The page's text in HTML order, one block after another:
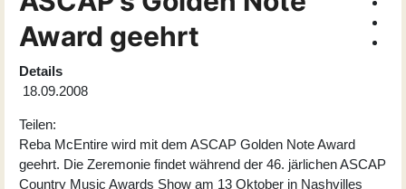
Award geehrt
Details
18.09.2008
Teilen:
Reba McEntire wird mit dem ASCAP Golden Note Award
geehrt. Die Zeremonie findet während der 46. järlichen ASCAP
Country Music Awards Show am 13 Oktober in Nashvilles